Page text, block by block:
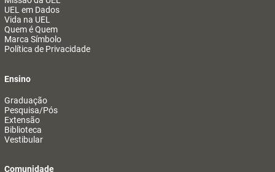
UEL em Dados
Vida na UEL
Quem é Quem
Marca Símbolo
Política de Privacidade
Ensino
Graduação
Pesquisa/Pós
Extensão
Biblioteca
Vestibular
Comunidade